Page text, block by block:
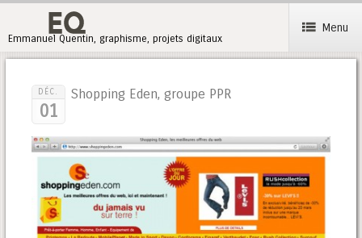
Emmanuel Quentin, graphisme, projets digitaux
Menu
DÉC.
01
Shopping Eden, groupe PPR